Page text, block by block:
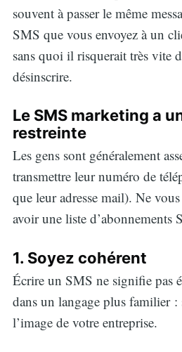
souvent à passer le même
SMS que vous envoyez à un
sans quoi il risquerait très vite
désinscrire.
Le SMS marketing a
restreinte
Les gens sont généralement
transmettre leur numéro de
que leur adresse mail). Ne
avoir une liste d’abonnements
1. Soyez cohérent
Écrire un SMS ne signifie pas
dans un langage plus familier :
l’image de votre entreprise.